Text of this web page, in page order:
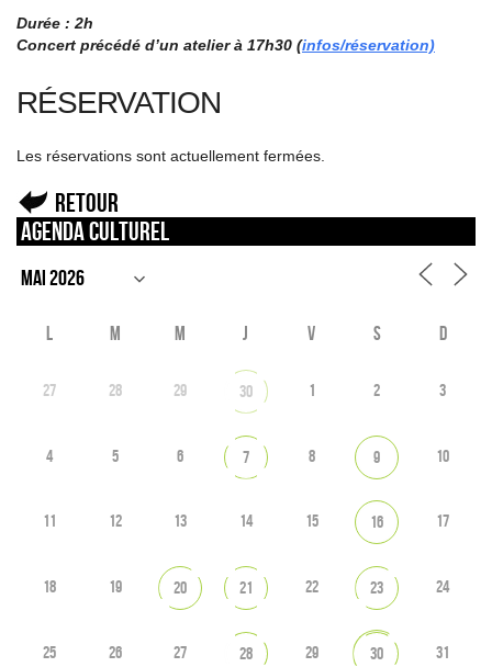
Durée : 2h
Concert précédé d’un atelier à 17h30 (infos/réservation)
RÉSERVATION
Les réservations sont actuellement fermées.
Retour
Agenda culturel
L M M J V S D
27 28 29 30 1 2 3
4 5 6 7 8 9 10
11 12 13 14 15 16 17
18 19 20 21 22 23 24
25 26 27 28 29 30 31